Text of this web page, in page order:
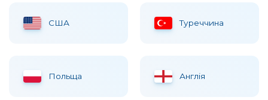
США Туреччина
Польща Англія